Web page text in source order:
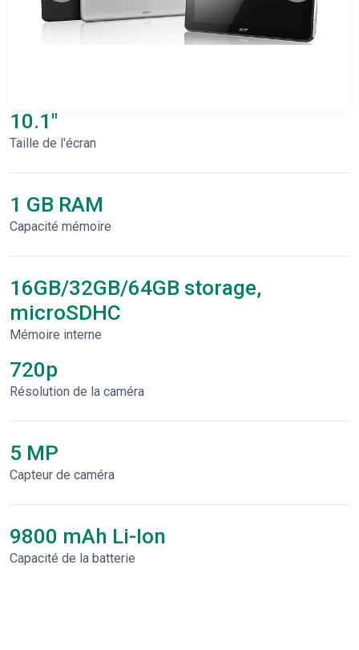
10.1"
Taille de l'écran
1 GB RAM
Capacité mémoire
16GB/32GB/64GB storage,
microSDHC
Mémoire interne
720p
Résolution de la caméra
5 MP
Capteur de caméra
9800 mAh Li-Ion
Capacité de la batterie